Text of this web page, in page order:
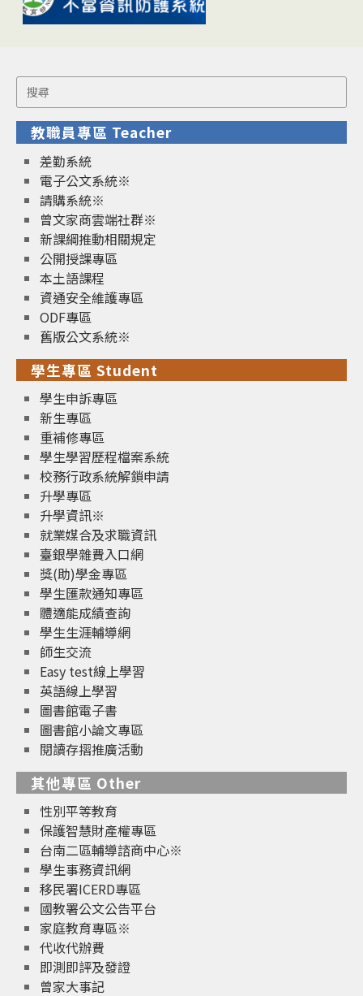
Search
for:
教職員專區 Teacher
差勤系統
電子公文系統※
請購系統※
曾文家商雲端社群※
新課綱推動相關規定
公開授課專區
本土語課程
資通安全維護專區
ODF專區
舊版公文系統※
學生專區 Student
學生申訴專區
新生專區
重補修專區
學生學習歷程檔案系統
校務行政系統解鎖申請
升學專區
升學資訊※
就業媒合及求職資訊
臺銀學雜費入口網
獎(助)學金專區
學生匯款通知專區
體適能成績查詢
學生生涯輔導網
師生交流
Easy test線上學習
英語線上學習
圖書館電子書
圖書館小論文專區
閱讀存摺推廣活動
其他專區 Other
性別平等教育
保護智慧財產權專區
台南二區輔導諮商中心※
學生事務資訊網
移民署ICERD專區
國教署公文公告平台
家庭教育專區※
代收代辦費
即測即評及發證
曾家大事記